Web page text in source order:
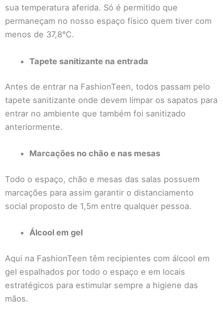
sua temperatura aferida. Só é permitido que
permaneçam no nosso espaço físico quem tiver com
menos de 37,8°C.
Tapete sanitizante na entrada
Antes de entrar na FashionTeen, todos passam pelo
tapete sanitizante onde devem limpar os sapatos para
entrar no ambiente que também foi sanitizado
anteriormente.
Marcações no chão e nas mesas
Todo o espaço, chão e mesas das salas possuem
marcações para assim garantir o distanciamento
social proposto de 1,5m entre qualquer pessoa.
Álcool em gel
Aqui na FashionTeen têm recipientes com álcool em
gel espalhados por todo o espaço e em locais
estratégicos para estimular sempre a higiene das
mãos.